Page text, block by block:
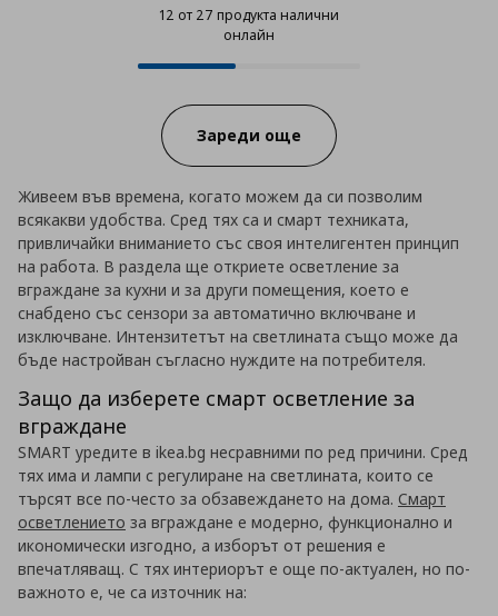
12 от 27 продукта налични
онлайн
12 от 27 продукта налични
Progress:
Зареди още
Живеем във времена, когато можем да си позволим
всякакви удобства. Сред тях са и смарт техниката,
привличайки вниманието със своя интелигентен принцип
на работа. В раздела ще откриете осветление за
вграждане за кухни и за други помещения, което е
снабдено със сензори за автоматично включване и
изключване. Интензитетът на светлината също може да
бъде настройван съгласно нуждите на потребителя.
Защо да изберете смарт осветление за
вграждане
SMART уредите в ikea.bg несравними по ред причини. Сред
тях има и лампи с регулиране на светлината, които се
търсят все по-често за обзавеждането на дома. Смарт
осветлението за вграждане е модерно, функционално и
икономически изгодно, а изборът от решения е
впечатляващ. С тях интериорът е още по-актуален, но по-
важното е, че са източник на: